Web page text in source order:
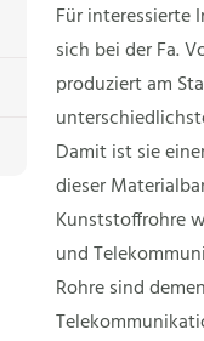
Für interessierte
sich bei der Fa.
produziert am
Damit ist sie
dieser
Kunststoffrohre
und
Rohre sind